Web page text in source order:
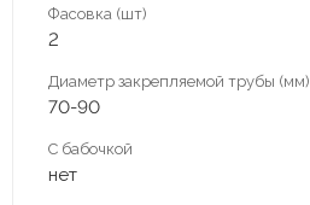
Фасовка (шт)
2
Диаметр закрепляемой трубы (мм)
70-90
С бабочкой
нет